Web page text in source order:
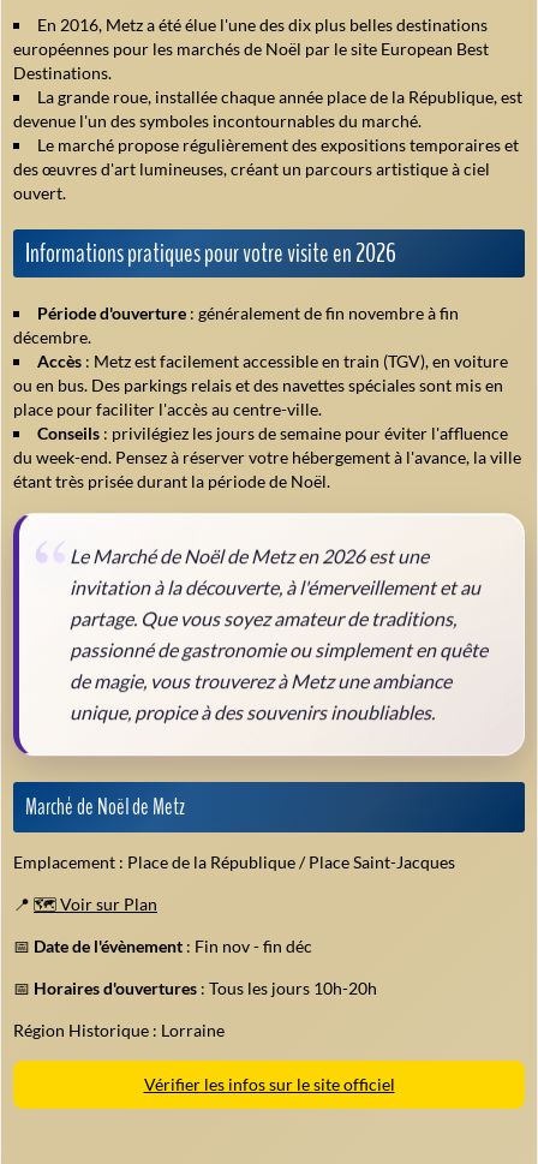
En 2016, Metz a été élue l'une des dix plus belles destinations
européennes pour les marchés de Noël par le site European Best
Destinations.
La grande roue, installée chaque année place de la République, est
devenue l'un des symboles incontournables du marché.
Le marché propose régulièrement des expositions temporaires et
des œuvres d'art lumineuses, créant un parcours artistique à ciel
ouvert.
Informations pratiques pour votre visite en 2026
Période d'ouverture : généralement de fin novembre à fin
décembre.
Accès : Metz est facilement accessible en train (TGV), en voiture
ou en bus. Des parkings relais et des navettes spéciales sont mis en
place pour faciliter l'accès au centre-ville.
Conseils : privilégiez les jours de semaine pour éviter l'affluence
du week-end. Pensez à réserver votre hébergement à l'avance, la ville
étant très prisée durant la période de Noël.
Le Marché de Noël de Metz en 2026 est une
invitation à la découverte, à l'émerveillement et au
partage. Que vous soyez amateur de traditions,
passionné de gastronomie ou simplement en quête
de magie, vous trouverez à Metz une ambiance
unique, propice à des souvenirs inoubliables.
Marché de Noël de Metz
Emplacement : Place de la République / Place Saint-Jacques
📍 🗺️ Voir sur Plan
📅 Date de l'évènement : Fin nov - fin déc
📅 Horaires d'ouvertures : Tous les jours 10h-20h
Région Historique : Lorraine
Vérifier les infos sur le site officiel